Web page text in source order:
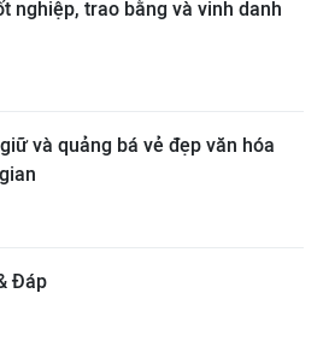
nghiệp, trao bằng và vinh danh
và quảng bá vẻ đẹp văn hóa
Đáp